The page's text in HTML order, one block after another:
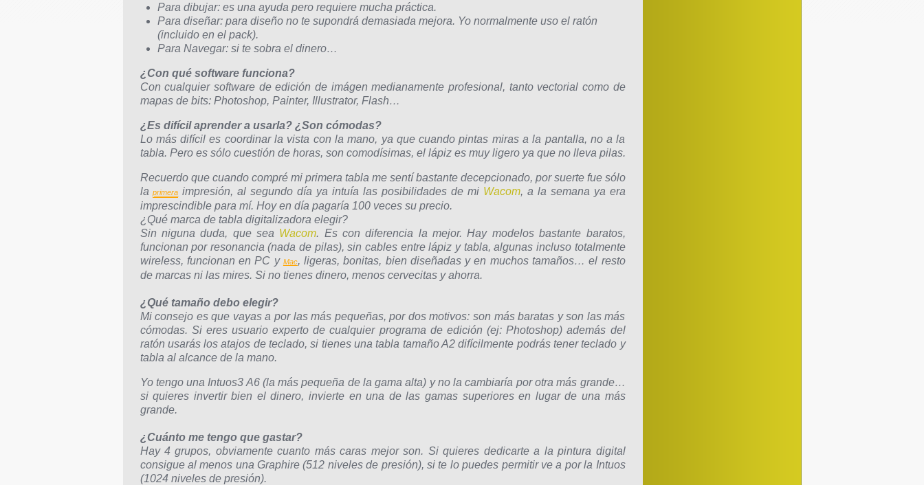
Para dibujar: es una ayuda pero requiere mucha práctica.
Para diseñar: para diseño no te supondrá demasiada mejora. Yo normalmente uso el ratón
(incluido en el pack).
Para Navegar: si te sobra el dinero…
¿Con qué software funciona?
Con cualquier software de edición de imágen medianamente profesional, tanto vectorial como de
mapas de bits: Photoshop, Painter, Illustrator, Flash…
¿Es difícil aprender a usarla? ¿Son cómodas?
Lo más difícil es coordinar la vista con la mano, ya que cuando pintas miras a la pantalla, no a la
tabla. Pero es sólo cuestión de horas, son comodísimas, el lápiz es muy ligero ya que no lleva pilas.
Recuerdo que cuando compré mi primera tabla me sentí bastante decepcionado, por suerte fue sólo
laprimera impresión, al segundo día ya intuía las posibilidades de mi Wacom, a la semana ya era
imprescindible para mí. Hoy en día pagaría 100 veces su precio.
¿Qué marca de tabla digitalizadora elegir?
Sin niguna duda, que sea Wacom. Es con diferencia la mejor. Hay modelos bastante baratos,
funcionan por resonancia (nada de pilas), sin cables entre lápiz y tabla, algunas incluso totalmente
wireless, funcionan en PC y Mac, ligeras, bonitas, bien diseñadas y en muchos tamaños… el resto
de marcas ni las mires. Si no tienes dinero, menos cervecitas y ahorra.
¿Qué tamaño debo elegir?
Mi consejo es que vayas a por las más pequeñas, por dos motivos: son más baratas y son las más
cómodas. Si eres usuario experto de cualquier programa de edición (ej: Photoshop) además del
ratón usarás los atajos de teclado, si tienes una tabla tamaño A2 difícilmente podrás tener teclado y
tabla al alcance de la mano.
Yo tengo una Intuos3 A6 (la más pequeña de la gama alta) y no la cambiaría por otra más grande…
si quieres invertir bien el dinero, invierte en una de las gamas superiores en lugar de una más
grande.
¿Cuánto me tengo que gastar?
Hay 4 grupos, obviamente cuanto más caras mejor son. Si quieres dedicarte a la pintura digital
consigue al menos una Graphire (512 niveles de presión), si te lo puedes permitir ve a por la Intuos
(1024 niveles de presión).